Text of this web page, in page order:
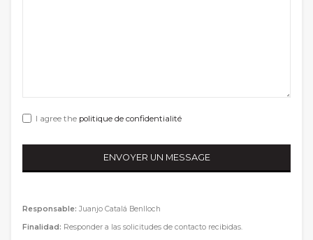
I agree the politique de confidentialité
Responsable: Juanjo Catalá Benlloch
Finalidad: Responder a las solicitudes de contacto recibidas.